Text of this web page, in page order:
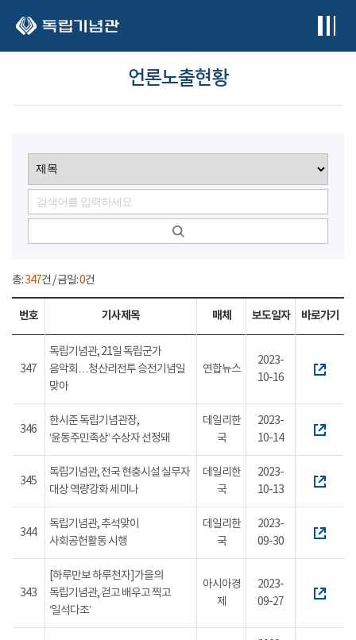
언론노출현황
총:347건 / 금일:0건
번호 기사제목 매체 보도일자 바로가기
347
독립기념관, 21일 독립군가
음악회…청산리전투 승전기념일
맞아
연합뉴스
2023-
10-16
346
한시준 독립기념관장,
‘윤동주민족상’ 수상자 선정돼
데일리한
국
2023-
10-14
345
독립기념관, 전국 현충시설 실무자
대상 역량강화 세미나
데일리한
국
2023-
10-13
344
독립기념관, 추석맞이
사회공헌활동 시행
데일리한
국
2023-
09-30
343
[하루만보 하루천자]가을의
독립기념관, 걷고 배우고 찍고
‘일석다조’
아시아경
제
2023-
09-27